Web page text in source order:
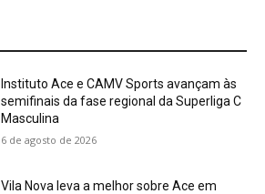
Instituto Ace e CAMV Sports avançam às
semifinais da fase regional da Superliga C
Masculina
6 de agosto de 2026
Vila Nova leva a melhor sobre Ace em